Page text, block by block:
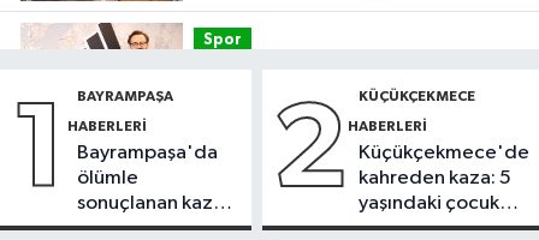
Spor
yeni forma sponsoru
İstanbul Haberleri
magandalığını özendirdi,
1 BAYRAMPAŞA
HABERLERI
Bayrampaşa'da
ölümle
sonuçlanan kaza:
Sürücü
2 KÜÇÜKÇEKMECE
HABERLERI
Küçükçekmece'de
kahreden kaza: 5
yaşındaki çocuk
yoğun bakımda